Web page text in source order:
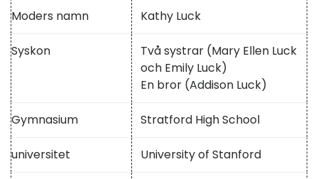
Moders namn Kathy Luck
Syskon
Två systrar (Mary Ellen Luck
och Emily Luck)
En bror (Addison Luck)
Gymnasium Stratford High School
universitet University of Stanford